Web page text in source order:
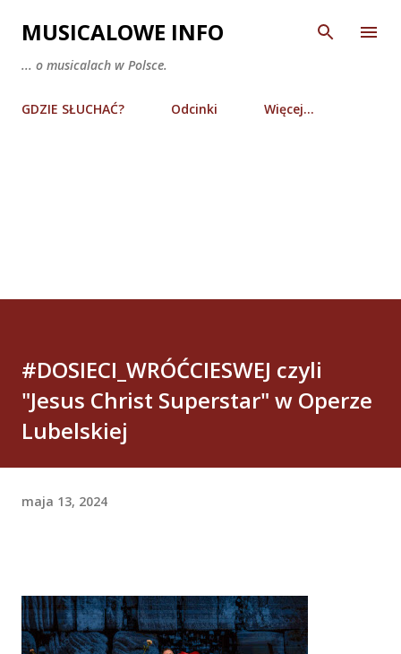
Przejdź do głównej zawartości
MUSICALOWE INFO
... o musicalach w Polsce.
GDZIE SŁUCHAĆ? Odcinki Więcej…
#DOSIECI_WRÓĆCIESWEJ czyli
"Jesus Christ Superstar" w Operze
Lubelskiej
maja 13, 2024